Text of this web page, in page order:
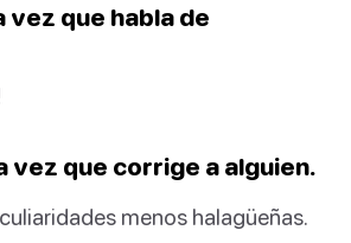
vez que habla de
vez que corrige a alguien.
menos halagüeñas.